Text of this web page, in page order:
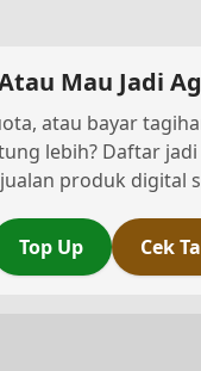
Mau Jadi
atau bayar
lebih? Daftar
produk digital
Top Up Cek